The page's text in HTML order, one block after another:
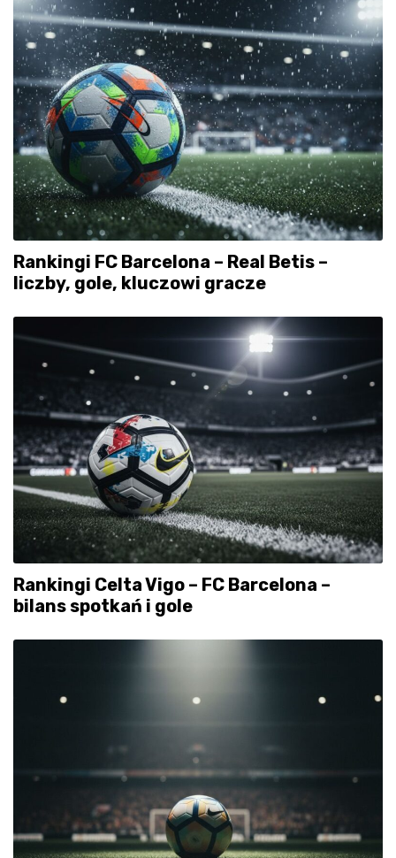
Rankingi FC Barcelona – Real Betis –
liczby, gole, kluczowi gracze
Rankingi Celta Vigo – FC Barcelona –
bilans spotkań i gole